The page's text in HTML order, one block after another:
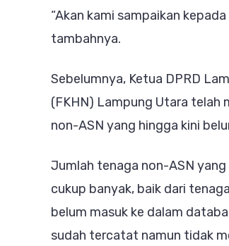
“Akan kami sampaikan
tambahnya.
Sebelumnya, Ketua DPRD
(FKHN) Lampung Utara telah
non-ASN yang hingga kini
Jumlah tenaga non-ASN
cukup banyak, baik dari
belum masuk ke dalam
sudah tercatat namun tidak